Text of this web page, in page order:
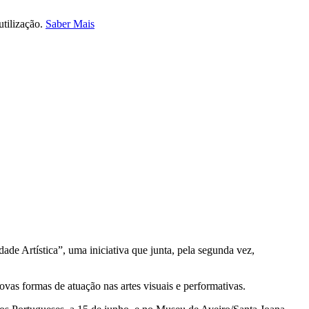
Saber Mais
Artística”, uma iniciativa que junta, pela segunda vez,
formas de atuação nas artes visuais e performativas.